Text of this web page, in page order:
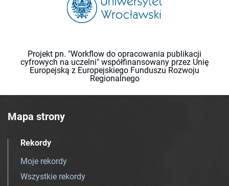
Projekt pn. "Workflow do opracowania publikacji
cyfrowych na uczelni" współfinansowany przez Unię
Europejską z Europejskiego Funduszu Rozwoju
Regionalnego
Mapa strony
Rekordy
Moje rekordy
Wszystkie rekordy